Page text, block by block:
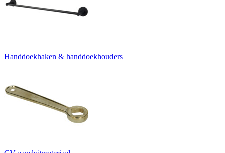
Handdoekhaken & handdoekhouders